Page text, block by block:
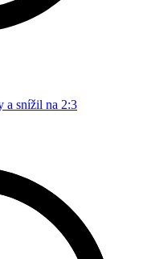
a snížil na 2:3